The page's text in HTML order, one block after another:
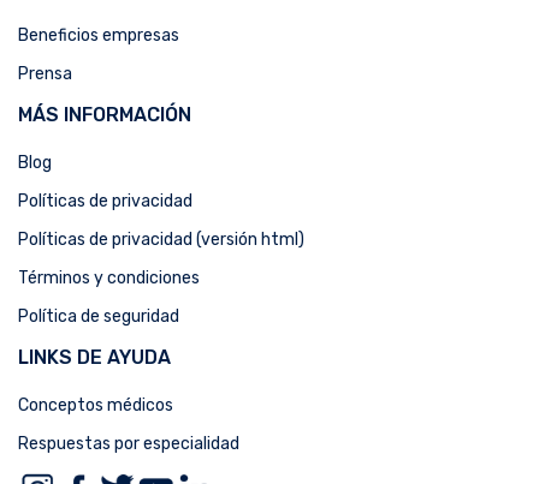
Beneficios empresas
Prensa
MÁS INFORMACIÓN
Blog
Políticas de privacidad
Políticas de privacidad (versión html)
Términos y condiciones
Política de seguridad
LINKS DE AYUDA
Conceptos médicos
Respuestas por especialidad